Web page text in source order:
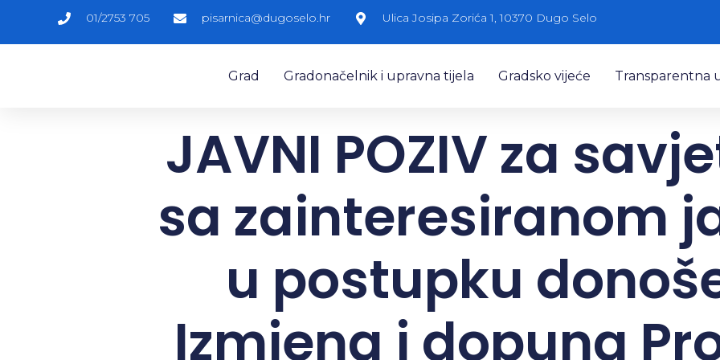
01/2753 705 pisarnica@dugoselo.hr Ulica Josipa Zorića 1, 10370 Dugo Selo
Grad Gradonačelnik i upravna tijela Gradsko vijeće Transparentna
JAVNI POZIV za
sa zainteresiranom
u postupku
Izmjena i dopuna